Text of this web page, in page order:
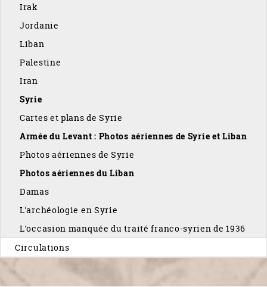
Irak
Jordanie
Liban
Palestine
Iran
Syrie
Cartes et plans de Syrie
Armée du Levant : Photos aériennes de Syrie et Liban
Photos aériennes de Syrie
Photos aériennes du Liban
Damas
L'archéologie en Syrie
L'occasion manquée du traité franco-syrien de 1936
Circulations